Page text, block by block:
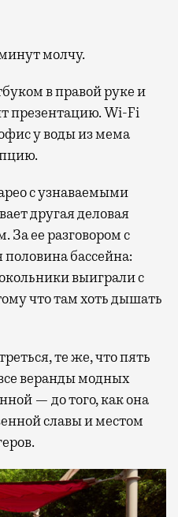
молчу.
в правой руке и
презентацию. Wi-Fi
у воды из мема
с узнаваемыми
другая деловая
За ее разговором с
бассейна:
выиграли с
что там хоть дышать
те же, что пять
веранды модных
— до того, как она
славы и местом